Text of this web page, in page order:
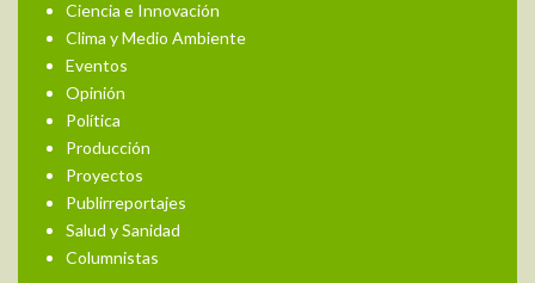
Ciencia e Innovación
Clima y Medio Ambiente
Eventos
Opinión
Política
Producción
Proyectos
Publirreportajes
Salud y Sanidad
Columnistas